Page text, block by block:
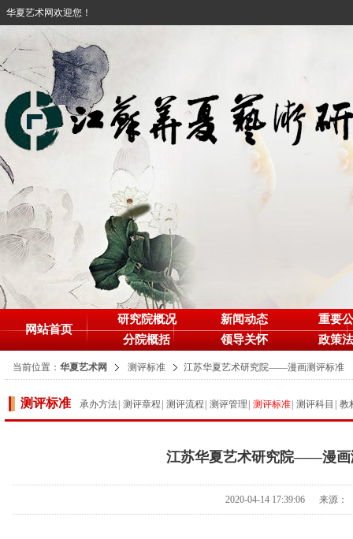
华夏艺术网欢迎您！
网站首页
研究院概况
分院概括
新闻动态
领导关怀
重要
政策
当前位置： 华夏艺术网 测评标准 江苏华夏艺术研究院——漫画测评标准
测评标准 承办方法 测评章程 测评流程 测评管理 测评标准 测评科目 教
江苏华夏艺术研究院——漫画
2020-04-14 17:39:06 来源：